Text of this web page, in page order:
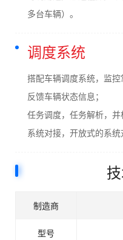
多台车辆）。
调度系统
搭配车辆调度系统，监
反馈车辆状态信息；
任务调度，任务解析，并
系统对接，开放式的系统
制造商
型号